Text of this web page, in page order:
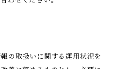
の取扱いに関する運用状況を